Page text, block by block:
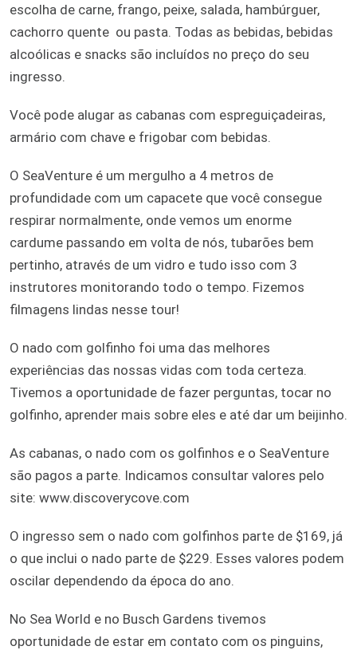
escolha de carne, frango, peixe, salada, hambúrguer,
cachorro quente ou pasta. Todas as bebidas, bebidas
alcoólicas e snacks são incluídos no preço do seu
ingresso.
Você pode alugar as cabanas com espreguiçadeiras,
armário com chave e frigobar com bebidas.
O SeaVenture é um mergulho a 4 metros de
profundidade com um capacete que você consegue
respirar normalmente, onde vemos um enorme
cardume passando em volta de nós, tubarões bem
pertinho, através de um vidro e tudo isso com 3
instrutores monitorando todo o tempo. Fizemos
filmagens lindas nesse tour!
O nado com golfinho foi uma das melhores
experiências das nossas vidas com toda certeza.
Tivemos a oportunidade de fazer perguntas, tocar no
golfinho, aprender mais sobre eles e até dar um beijinho.
As cabanas, o nado com os golfinhos e o SeaVenture
são pagos a parte. Indicamos consultar valores pelo
site: www.discoverycove.com
O ingresso sem o nado com golfinhos parte de $169, já
o que inclui o nado parte de $229. Esses valores podem
oscilar dependendo da época do ano.
No Sea World e no Busch Gardens tivemos
oportunidade de estar em contato com os pinguins,